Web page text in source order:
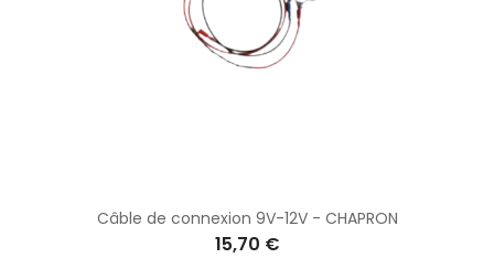
Câble de connexion 9V-12V - CHAPRON
15,70 €